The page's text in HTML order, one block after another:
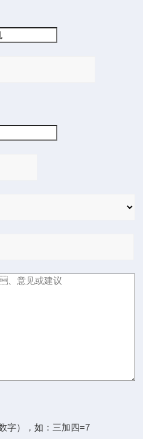
，如：三加四=7